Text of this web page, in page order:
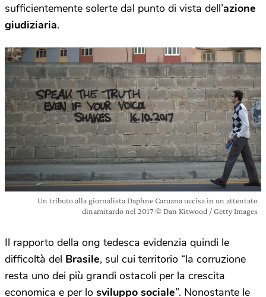
sufficientemente solerte dal punto di vista dell’azione
giudiziaria.
Un tributo alla giornalista Daphne Caruana uccisa in un attentato
dinamitardo nel 2017 © Dan Kitwood / Getty Images
Il rapporto della ong tedesca evidenzia quindi le
difficoltà del Brasile, sul cui territorio “la corruzione
resta uno dei più grandi ostacoli per la crescita
economica e per lo sviluppo sociale”. Nonostante le